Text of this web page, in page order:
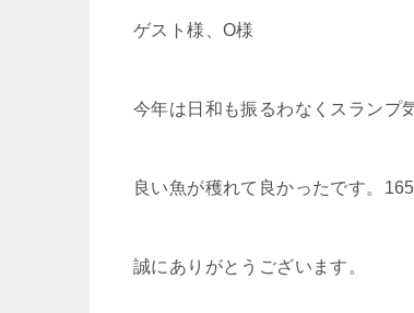
ゲスト様、O様
今年は日和も振るわなくスランプ
良い魚が穫れて良かったです。
誠にありがとうございます。